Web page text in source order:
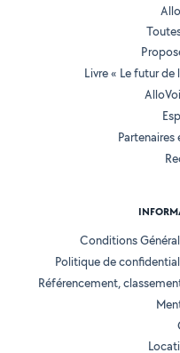
Livre « Le futur
Conditions
Politique de
Référencement,